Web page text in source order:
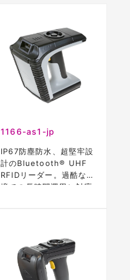
1166-as1-jp
IP67防塵防水、超堅牢設
計のBluetooth® UHF
RFIDリーダー。過酷な環
境での長時間運用に対応